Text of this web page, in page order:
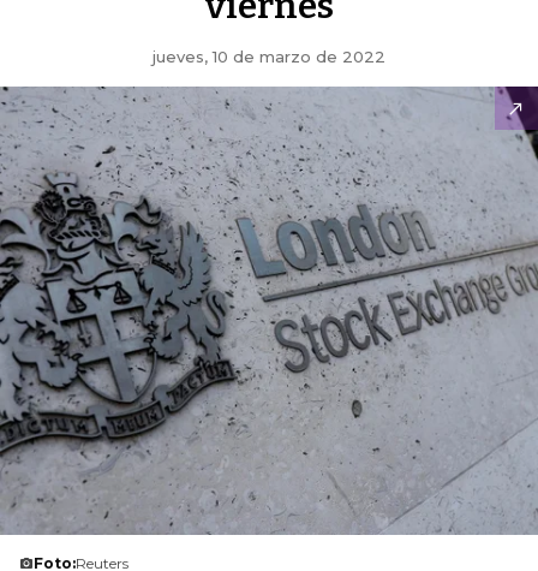
jueves, 10 de marzo de 2022
Foto:Reuters